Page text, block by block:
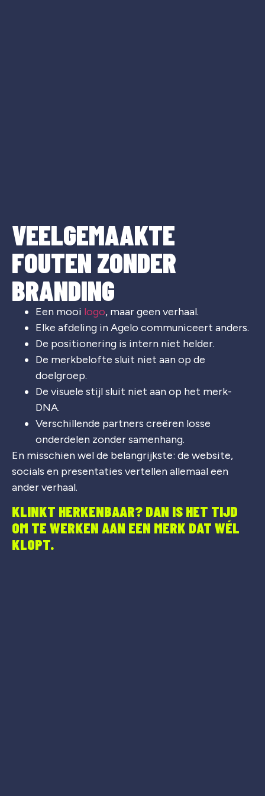
VEELGEMAAKTE
FOUTEN ZONDER
BRANDING
Een mooi logo, maar geen verhaal.
Elke afdeling in Agelo communiceert anders.
De positionering is intern niet helder.
De merkbelofte sluit niet aan op de
doelgroep.
De visuele stijl sluit niet aan op het merk-
DNA.
Verschillende partners creëren losse
onderdelen zonder samenhang.
En misschien wel de belangrijkste: de website,
socials en presentaties vertellen allemaal een
ander verhaal.
KLINKT HERKENBAAR? DAN IS HET TIJD
OM TE WERKEN AAN EEN MERK DAT WÉL
KLOPT.